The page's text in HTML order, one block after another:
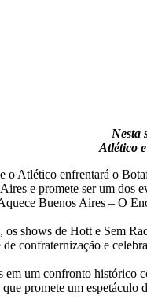
Nesta
Atlético
o Atlético enfrentará o
e promete ser um
Buenos Aires – O
os shows de Hott e Sem
confraternização e
um confronto histórico
promete um espetáculo